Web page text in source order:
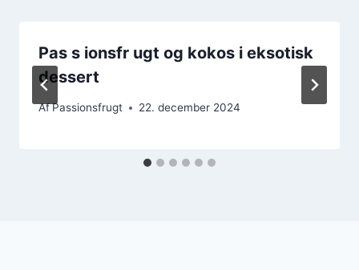
Pas­ s­ ionsf­r ugt og kokos i eksotisk
dessert
AfPassionsfrugt 22. december 2024